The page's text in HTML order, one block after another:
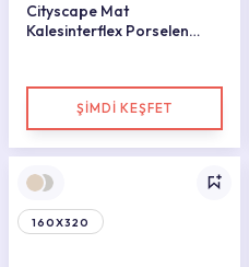
Cityscape Mat
Kalesinterflex Porselen
ŞİMDİ KEŞFET
160X320